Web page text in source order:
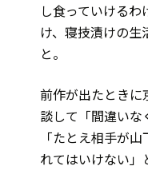
し食っていける
け、寝技漬けの
と。
前作が出たときに
談して「間違いな
「たとえ相手が
れてはいけない」